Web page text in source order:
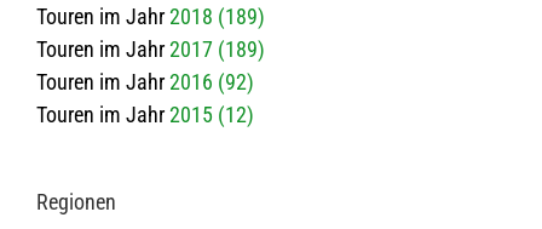
Touren im Jahr2018 (189)
Touren im Jahr2017 (189)
Touren im Jahr2016 (92)
Touren im Jahr2015 (12)
Regio­nen